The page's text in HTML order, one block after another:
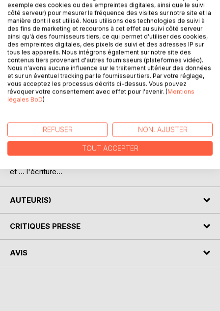
DESCRIPTION
Cette PETITE HISTOIRE des Peuples voudrait apporter un
éclairage sur quelques périodes de l'histoire.
Sans prétention, ce livre sérieusement documenté, le
premier d'une série, est écrit simplement et destiné à tout
ceux qui souhaitent avoir un regard sur les profondeurs de
l'Humanité... ; cependant, tous les jours de nouvelles
découvertes auront pu apporter quelques éclaircissements
Vous êtes invité à suivre l'histoire de l'Homme, tout
d'abord en explorant l'univers des mythologies, en
retrouvant l'étude
de la symbolique des cathédrales, notamment
et … l'écriture...
AUTEUR(S)
CRITIQUES PRESSE
AVIS
exemple des cookies ou des empreintes digitales, ainsi que le suivi
côté serveur) pour mesurer la fréquence des visites sur notre site et la
manière dont il est utilisé. Nous utilisons des technologies de suivi à
des fins de marketing et recourons à cet effet au suivi côté serveur
ainsi qu'à des fournisseurs tiers, ce qui permet d'utiliser des cookies,
des empreintes digitales, des pixels de suivi et des adresses IP sur
tous les appareils. Nous intégrons également sur notre site des
contenus tiers provenant d'autres fournisseurs (plateformes vidéo).
Nous n'avons aucune influence sur le traitement ultérieur des données
et sur un éventuel tracking par le fournisseur tiers. Par votre réglage,
vous acceptez les processus décrits ci-dessus. Vous pouvez
révoquer votre consentement avec effet pour l'avenir. (Mentions
légales BoD)
REFUSER NON, AJUSTER
TOUT ACCEPTER